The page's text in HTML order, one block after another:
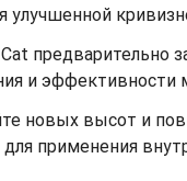
улучшенной
предварительно
и эффективности
новых высот и
для применения